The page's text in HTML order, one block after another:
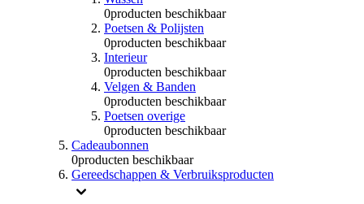
0producten beschikbaar
Poetsen & Polijsten
0producten beschikbaar
Interieur
0producten beschikbaar
Velgen & Banden
0producten beschikbaar
Poetsen overige
0producten beschikbaar
Cadeaubonnen
0producten beschikbaar
Gereedschappen & Verbruiksproducten